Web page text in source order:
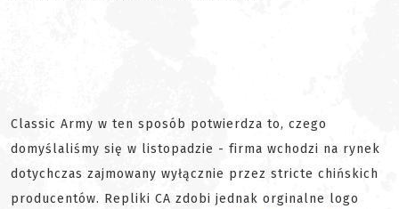
Classic Army w ten sposób potwierdza to, czego
domyślaliśmy się w listopadzie - firma wchodzi na rynek
dotychczas zajmowany wyłącznie przez stricte chińskich
producentów. Repliki CA zdobi jednak orginalne logo